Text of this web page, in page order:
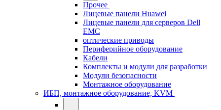
Прочее
Лицевые панели Huawei
Лицевые панели для серверов Dell
EMC
оптические приводы
Периферийное оборудование
Кабели
Комплекты и модули для разработки
Модули безопасности
Монтажное оборудование
ИБП, монтажное оборудование, KVM